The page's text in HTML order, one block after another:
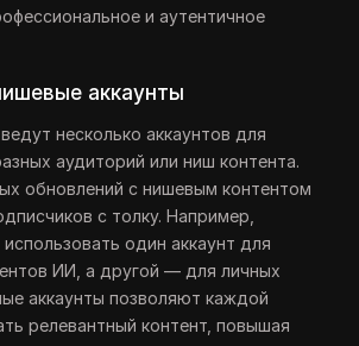
и аутентичное
аккаунты
несколько аккаунтов для
аудиторий или ниш контента.
обновлений с нишевым контентом
с толку. Например,
один аккаунт для
ИИ, а другой — для личных
аккаунты позволяют каждой
релевантный контент, повышая